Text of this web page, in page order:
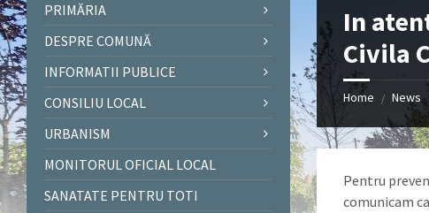
In
Civila
Home / News
Pentru
comunicam
PRIMĂRIA
DESPRE COMUNĂ
INFORMATII PUBLICE
CONSILIU LOCAL
URBANISM
MONITORUL OFICIAL LOCAL
SANATATE PENTRU TOTI